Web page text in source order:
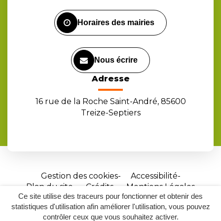
Ce site utilise des traceurs pour fonctionner et obtenir des
statistiques d'utilisation afin améliorer l'utilisation, vous pouvez
contrôler ceux que vous souhaitez activer.
Horaires des mairies
Nous écrire
Adresse
16 rue de la Roche Saint-André, 85600
Treize-Septiers
Gestion des cookies
Accessibilité
Plan du site
Crédits
Mentions Légales
Site
réalisé